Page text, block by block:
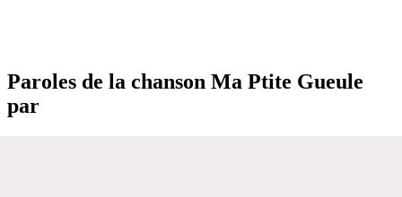
Paroles de la chanson Ma Ptite Gueule
par